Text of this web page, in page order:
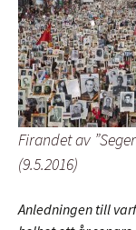
Firandet av
(9.5.2016)
Anledningen till